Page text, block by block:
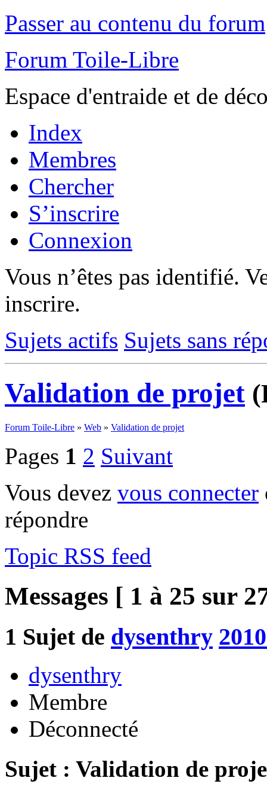
Passer au contenu du forum
Forum Toile-Libre
Espace d'entraide et de
Index
Membres
Chercher
S’inscrire
Connexion
Vous n’êtes pas identifié.
inscrire.
Sujets actifs Sujets sans
Validation de projet
Forum Toile-Libre » Web » Validation de projet
Pages 1 2 Suivant
Vous devez vous connecter
répondre
Topic RSS feed
Messages [ 1 à 25 sur
1 Sujet de dysenthry
dysenthry
Membre
Déconnecté
Sujet : Validation de